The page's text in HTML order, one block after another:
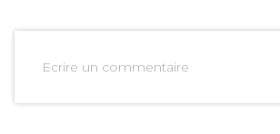
Ecrire un commentaire